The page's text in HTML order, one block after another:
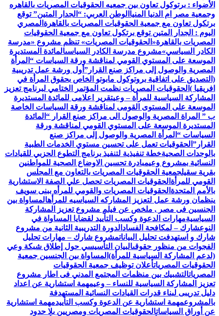
الأضواء : برتوكول تعاون بين جمعيه الحقوقيات المصريات بالقاهره
وجمعية مصر ام الدنيا المنيا الوطن العربي: “الجدار المتين” توقع
برتكول تعاون مع جمعية الحقوقيات المصريات بالقاهرة المصري
اليوم : الجدار المتين توقع برتكول تعاون مع جمعية الحقوقيات
المصريات بالقاهرة«الحقوقيات المصريات» تنظم مشروع «مدرسة
الكادر السياسي»مشروع مدرسة الكادر السياسىالمائدة المستديرة
الموسعة على المستوي القومي لمناقشة ورقة السياسات “المرأة
المصرية والوصول إلى مراكز صنع القرار” أول ورشة عمل تدريبية
(التصديق على اتفاقية بروتوكول مابوتو الخاص بحقوق المرأة في
افريقيا ) الحقوقيات المصريات نظمت المؤتمر الختامي لبرنامج تعزيز
المشاركة السياسية للمرأة – وعيتقرير اعلامى للمائدة المستديرة
الموسعة على المستوى القومى لمناقشة ورقة السياسات الخاصة
ب ” المراة المصرية والوصول الى مراكز صنع القرار “ المائدة
المستديرة الموسعة على المستوي القومي لمناقشة ورقة
السياسات “المرأة المصرية والوصول إلى مراكز صنع
القرار” الحقوقيات تعمل على تحسين مستوي الخدمات الطبية
بالوحدات الصحيةخطة تنفيذية لتنفيذ برنامج التطوع الحزبي للقيادات
النسائية بمشروع وعيمبادرة تحسين الاوضاع الصحية للمواطنين
بقرية سقيلجمعية الحقوقيات المصريات بالتعاون مع المجلس
القومي للمرأة الحقوقيات المصريات تحصل علي الصفة الاستشارية
بالأمم المتحدة الحقوقيات المصريات والقومي للمرأه ببنى سويف
ينظمان ورشة عمل لتعزيز المشاركه السياسيه للمرأهالمساواة بين
الجنسين فى مصر , ملخص عن فيلم مشروع تعزيز المشاركة
السياسيةمهارات الدعوة وكسب التأييد لقضايا المساواة في
النوعشارك – لمكافحة الفساد الدورة التدريبية الثانية من مشروع
شارك و استهدفت تحليل البياناتمشروع شارك – مهارات تحليل
الفجوات من منظور حقوقىالبيان التأسيسي حول إطلاق شبكة وعي
(لدعم المشاركة السياسية للمرأة) المساواة بين الجنسين جمعية
الحقوقيات المصرياتأعلان توظيف جمعية الحقوقيات
المصرياتالتشبيك بين منظمات المجتمع المدني فى اطار مشروع
تعزيز المشاركة السياسية للنساء – وعيمهمة استشارية عن اعداد
دليل تدريبى لبناء قدرات القيادات النسائية المستهدفة
بالمشروعمهمة استشارية عن الدعوة وكسب التأييدمهمة استشارية
عن أوراق السياساتالحقوقيات المصريات ومصريين بلا حدود